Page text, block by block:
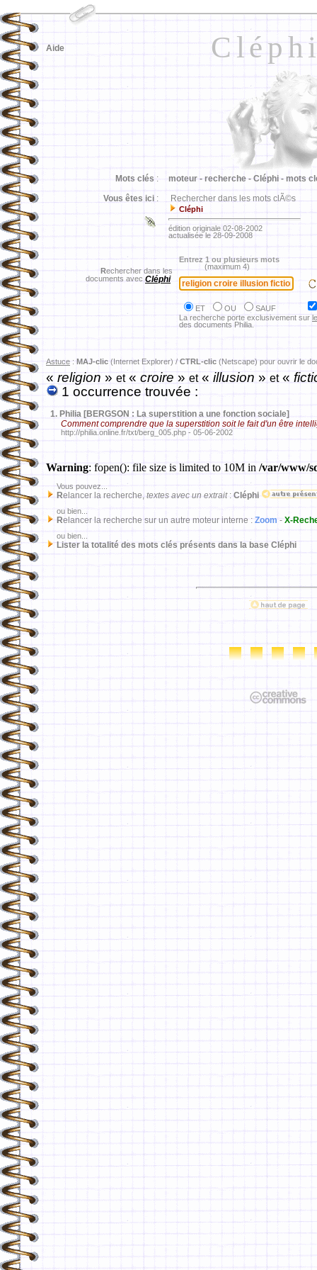
Aide
Mots clés : moteur - recherche - Cléphi - mots
Vous êtes ici : Rechercher dans les mots clÃ©s
Cléphi
édition originale 02-08-2002
actualisée le 28-09-2008
Rechercher dans les
documents avec Cléphi
Entrez 1 ou plusieurs mots
(maximum 4)
ET OU
SAUF
La recherche porte exclusivement sur
des documents Philia.
Astuce : MAJ-clic (Internet Explorer) / CTRL-clic (Netscape) pour ouvrir le
«religion» et« croire » et« illusion » et«
1 occurrence trouvée :
1. Philia [BERGSON : La superstition a une fonction sociale]
Comment comprendre que la superstition soit le fait d'un être
http://philia.online.fr/txt/berg_005.php - 05-06-2002
Warning: fopen(): file size is limited to 10M in /var/www/
Vous pouvez...
Relancer la recherche, textes avec un extrait: Cléphi
ou bien...
Relancer la recherche sur un autre moteur interne : Zoom - X-
ou bien...
Lister la totalité des mots clés présents dans la base Cléphi